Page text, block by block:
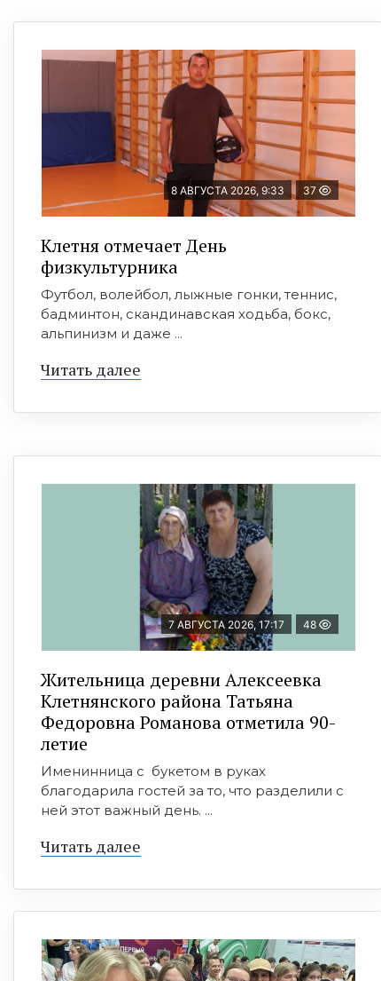
8 АВГУСТА 2026, 9:33 37
Клетня отмечает День
физкультурника
Футбол, волейбол, лыжные гонки, теннис,
бадминтон, скандинавская ходьба, бокс,
альпинизм и даже ...
Читать далее
7 АВГУСТА 2026, 17:17 48
Жительница деревни Алексеевка
Клетнянского района Татьяна
Федоровна Романова отметила 90-
летие
Именинница с букетом в руках
благодарила гостей за то, что разделили с
ней этот важный день. ...
Читать далее